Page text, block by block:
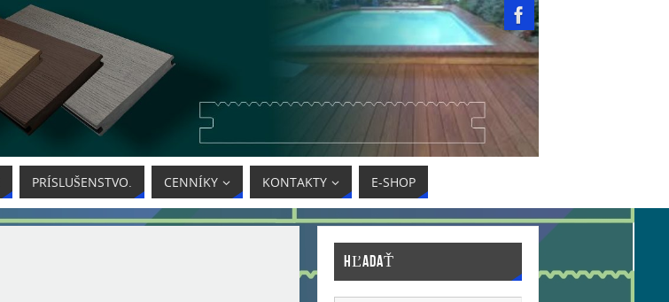
PRÍSLUŠENSTVO. CENNÍKY KONTAKTY E-SHOP
HĽADAŤ